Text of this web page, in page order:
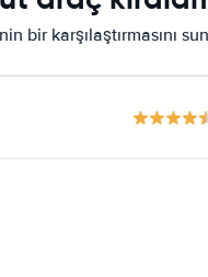
bir karşılaştırmasını